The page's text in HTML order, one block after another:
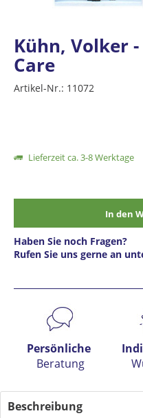
Kühn, Volker
Care
Artikel-Nr.: 11072
Lieferzeit ca. 3-8 Werktage
In den
Haben Sie noch Fragen?
Rufen Sie uns gerne an
Preis anfragen
Persönliche
Beratung
Beschreibung